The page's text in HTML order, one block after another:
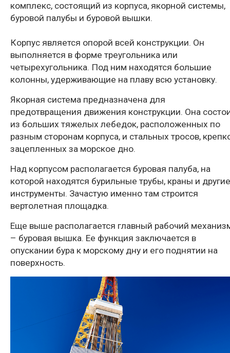
комплекс, состоящий из корпуса, якорной системы,
буровой палубы и буровой вышки.
Корпус является опорой всей конструкции. Он
выполняется в форме треугольника или
четырехугольника. Под ним находятся большие
колонны, удерживающие на плаву всю установку.
Якорная система предназначена для
предотвращения движения конструкции. Она
из больших тяжелых лебедок, расположенных по
разным сторонам корпуса, и стальных тросов,
зацепленных за морское дно.
Над корпусом располагается буровая палуба, на
которой находятся бурильные трубы, краны и другие
инструменты. Зачастую именно там строится
вертолетная площадка.
Еще выше располагается главный рабочий
– буровая вышка. Ее функция заключается в
опускании бура к морскому дну и его поднятии на
поверхность.